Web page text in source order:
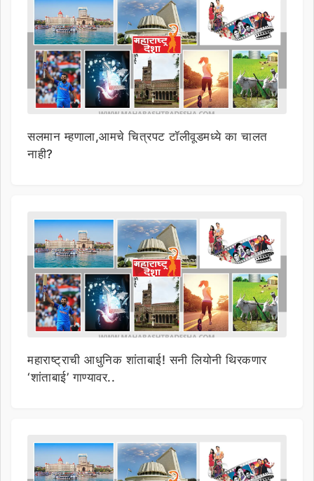
सलमान म्हणाला,आमचे चित्रपट टॉलीवूडमध्ये का चालत
नाही?
महाराष्ट्राची आधुनिक शांताबाई! सनी लियोनी थिरकणार
‘शांताबाई’ गाण्यावर..